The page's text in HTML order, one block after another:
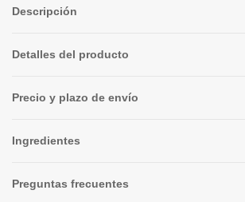
Descripción
Detalles del producto
Precio y plazo de envío
Ingredientes
Preguntas frecuentes